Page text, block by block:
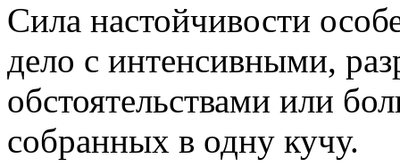
Сила настойчивости
дело с интенсивными,
обстоятельствами или
собранных в одну кучу.